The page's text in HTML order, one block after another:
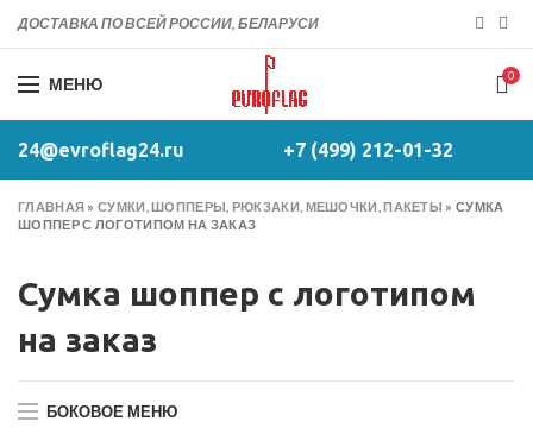
ДОСТАВКА ПО ВСЕЙ РОССИИ, БЕЛАРУСИ
МЕНЮ 0
24@evroflag24.ru +7 (499) 212-01-32
ГЛАВНАЯ »СУМКИ, ШОППЕРЫ, РЮКЗАКИ, МЕШОЧКИ, ПАКЕТЫ » СУМКА
ШОППЕР С ЛОГОТИПОМ НА ЗАКАЗ
Сумка шоппер с логотипом
на заказ
БОКОВОЕ МЕНЮ